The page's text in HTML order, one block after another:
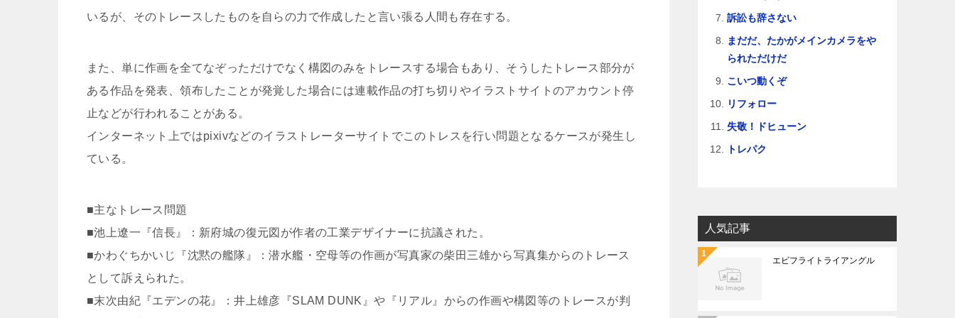
いるが、そのトレースしたものを自らの力で作成したと言い張る人間も存在する。
また、単に作画を全てなぞっただけでなく構図のみをトレースする場合もあり、そうしたトレース部分が
ある作品を発表、領布したことが発覚した場合には連載作品の打ち切りやイラストサイトのアカウント停
止などが行われることがある。
インターネット上ではpixivなどのイラストレーターサイトでこのトレスを行い問題となるケースが発生し
ている。
■主なトレース問題
■池上遼一『信長』：新府城の復元図が作者の工業デザイナーに抗議された。
■かわぐちかいじ『沈黙の艦隊』：潜水艦・空母等の作画が写真家の柴田三雄から写真集からのトレース
として訴えられた。
■末次由紀『エデンの花』：井上雄彦『SLAM DUNK』や『リアル』からの作画や構図等のトレースが判
訴訟も辞さない
まだだ、たかがメインカメラをや
られただけだ
こいつ動くぞ
リフォロー
失敬！ドヒューン
トレパク
人気記事
エビフライトライアングル